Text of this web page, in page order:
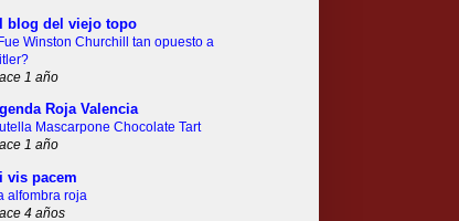
blog del viejo topo
Winston Churchill tan opuesto a
1 año
Roja Valencia
Mascarpone Chocolate Tart
1 año
vis pacem
alfombra roja
4 años